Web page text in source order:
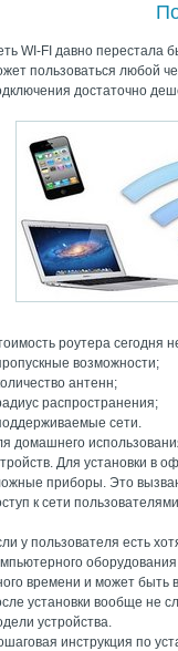
WI-FI давно перестала
пользоваться любой
достаточно
роутера сегодня
возможности;
антенн;
распространения;
сети.
домашнего
Для установки в
приборы. Это
к сети
у пользователя есть
времени и может быть
установки вообще не
устройства.
инструкция по